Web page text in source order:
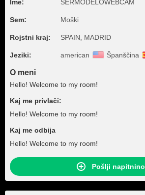
Ime: SERMODELOWEBCAM
Sem: Moški
Rojstni kraj: SPAIN, MADRID
Jeziki: american Španščina
O meni
Hello! Welcome to my room!
Kaj me privlači:
Hello! Welcome to my room!
Kaj me odbija
Hello! Welcome to my room!
Pošlji napitnino